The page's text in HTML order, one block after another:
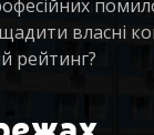
власні
рейтинг?